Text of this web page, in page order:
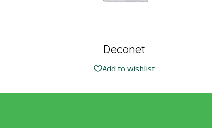
Deconet
Add to wishlist